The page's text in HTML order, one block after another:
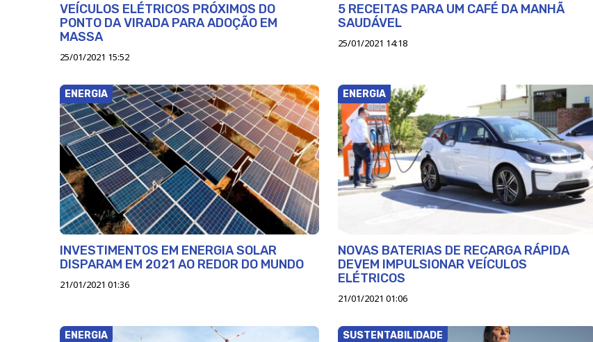
VEÍCULOS ELÉTRICOS PRÓXIMOS DO
PONTO DA VIRADA PARA ADOÇÃO EM
MASSA
25/01/2021 15:52
5 RECEITAS PARA UM CAFÉ DA MANHÃ
SAUDÁVEL
25/01/2021 14:18
ENERGIA
INVESTIMENTOS EM ENERGIA SOLAR
DISPARAM EM 2021 AO REDOR DO MUNDO
21/01/2021 01:36
ENERGIA
NOVAS BATERIAS DE RECARGA RÁPIDA
DEVEM IMPULSIONAR VEÍCULOS
ELÉTRICOS
21/01/2021 01:06
ENERGIA SUSTENTABILIDADE